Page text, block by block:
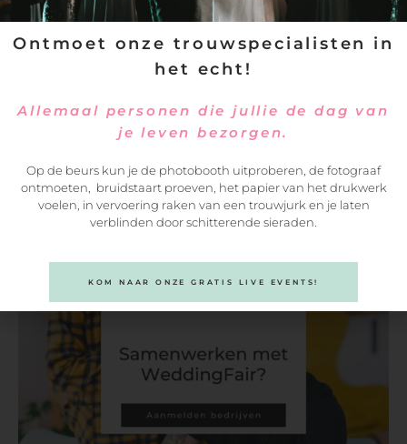
VERSTUREN
Ontmoet onze trouwspecialisten in
het echt!
Allemaal personen die jullie de dag van
je leven bezorgen.
Op de beurs kun je de photobooth uitproberen, de fotograaf
ontmoeten, bruidstaart proeven, het papier van het drukwerk
voelen, in vervoering raken van een trouwjurk en je laten
verblinden door schitterende sieraden.
KOM NAAR ONZE GRATIS LIVE EVENTS!